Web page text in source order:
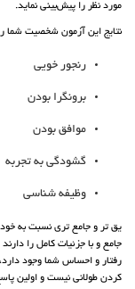
مورد نظر را پیش‌بینی نماید.
نتایج این آزمون شخصیت شما
رنجور خویی
برونگرا بودن
موافق بودن
گشودگی به تجربه
وظیفه شناسی
یق تر و جامع تری نسبت به
رفتار و احساس شما وجود
کردن طولانی نیست و اولین